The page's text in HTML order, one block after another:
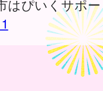
はぴいくサポ